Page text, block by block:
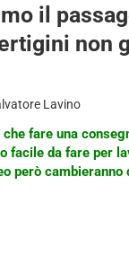
il
non
Lavino
fare una
facile da fare per
però cambieranno